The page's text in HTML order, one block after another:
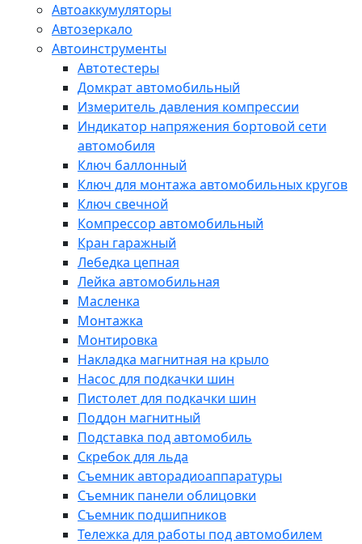
Автоаккумуляторы
Автозеркало
Автоинструменты
Автотестеры
Домкрат автомобильный
Измеритель давления компрессии
Индикатор напряжения бортовой сети
автомобиля
Ключ баллонный
Ключ для монтажа автомобильных кругов
Ключ свечной
Компрессор автомобильный
Кран гаражный
Лебедка цепная
Лейка автомобильная
Масленка
Монтажка
Монтировка
Накладка магнитная на крыло
Насос для подкачки шин
Пистолет для подкачки шин
Поддон магнитный
Подставка под автомобиль
Скребок для льда
Съемник авторадиоаппаратуры
Съемник панели облицовки
Съемник подшипников
Тележка для работы под автомобилем